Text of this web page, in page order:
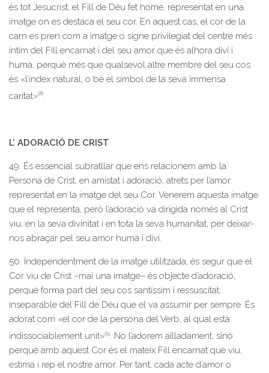
és tot Jesucrist, el Fill de Déu fet home, representat en una
imatge on es destaca el seu cor. En aquest cas, el cor de la
carn es pren com a imatge o signe privilegiat del centre més
íntim del Fill encarnat i del seu amor que és alhora diví i
humà, perquè més que qualsevol altre membre del seu cos
és «l’índex natural, o bé el símbol de la seva immensa
caritat»28.
L’ ADORACIÓ DE CRIST
49. És essencial subratllar que ens relacionem amb la
Persona de Crist, en amistat i adoració, atrets per l’amor
representat en la imatge del seu Cor. Venerem aquesta imatge
que el representa, però l’adoració va dirigida només al Crist
viu, en la seva divinitat i en tota la seva humanitat, per deixar-
nos abraçar pel seu amor humà i diví.
50. Independentment de la imatge utilitzada, és segur que el
Cor viu de Crist –mai una imatge– és objecte d’adoració,
perquè forma part del seu cos santíssim i ressuscitat,
inseparable del Fill de Déu que el va assumir per sempre. És
adorat com «el cor de la persona del Verb, al qual està
indissociablement unit»29. No l’adorem aïlladament, sinó
perquè amb aquest Cor és el mateix Fill encarnat que viu,
estima i rep el nostre amor. Per tant, cada acte d’amor o